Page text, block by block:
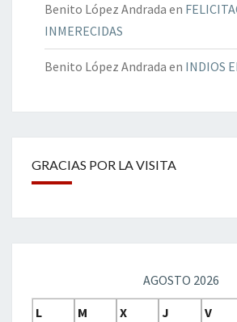
Benito López Andrada en
INMERECIDAS
Benito López Andrada en INDIOS
GRACIAS POR LA VISITA
AGOSTO 2026
L
M X J V